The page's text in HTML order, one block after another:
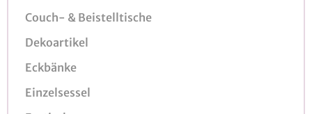
Couch- & Beistelltische
Dekoartikel
Eckbänke
Einzelsessel